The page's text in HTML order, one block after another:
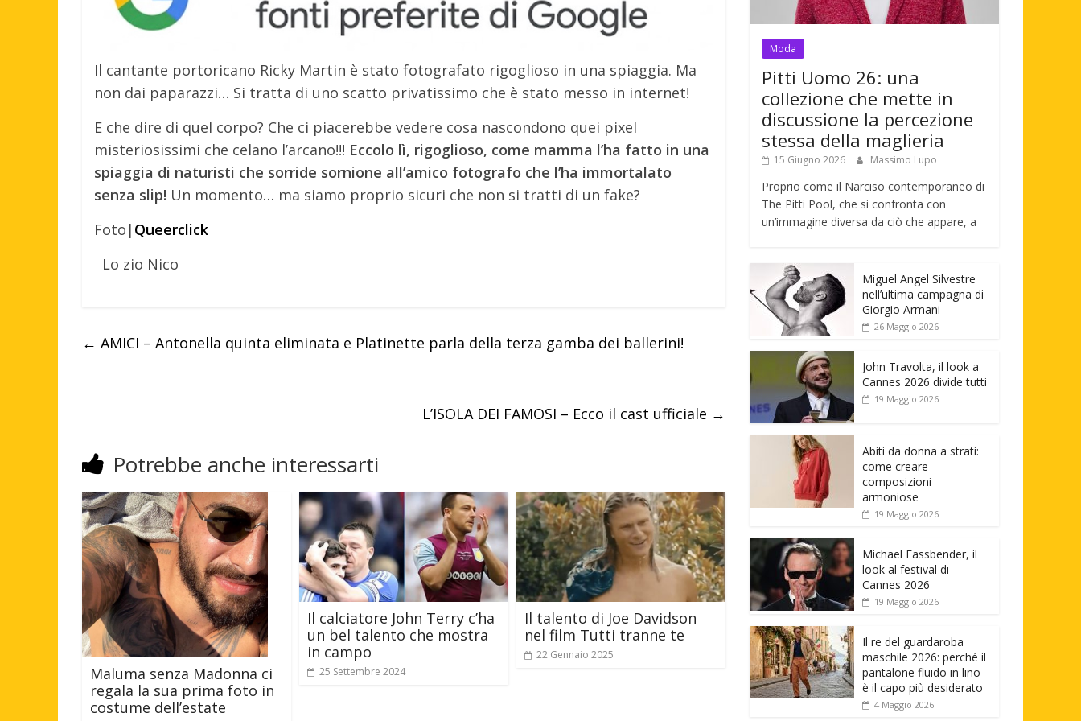
Il cantante portoricano Ricky Martin è stato fotografato rigoglioso in una spiaggia. Ma
non dai paparazzi… Si tratta di uno scatto privatissimo che è stato messo in internet!
E che dire di quel corpo? Che ci piacerebbe vedere cosa nascondono quei pixel
misteriosissimi che celano l’arcano!!! Eccolo lì, rigoglioso, come mamma l’ha fatto in una
spiaggia di naturisti che sorride sornione all’amico fotografo che l’ha immortalato
senza slip! Un momento… ma siamo proprio sicuri che non si tratti di un fake?
Foto| Queerclick
Lo zio Nico
← AMICI – Antonella quinta eliminata e Platinette parla della terza gamba dei ballerini!
L’ISOLA DEI FAMOSI – Ecco il cast ufficiale →
Potrebbe anche interessarti
Maluma senza Madonna ci
regala la sua prima foto in
costume dell’estate
Il calciatore John Terry c’ha
un bel talento che mostra
in campo
25 Settembre 2024
Il talento di Joe Davidson
nel film Tutti tranne te
22 Gennaio 2025
Moda
Pitti Uomo 26: una
collezione che mette in
discussione la percezione
stessa della maglieria
15 Giugno 2026 Massimo Lupo
Proprio come il Narciso contemporaneo di
The Pitti Pool, che si confronta con
un’immagine diversa da ciò che appare, a
Miguel Angel Silvestre
nell’ultima campagna di
Giorgio Armani
26 Maggio 2026
John Travolta, il look a
Cannes 2026 divide tutti
19 Maggio 2026
Abiti da donna a strati:
come creare
composizioni
armoniose
19 Maggio 2026
Michael Fassbender, il
look al festival di
Cannes 2026
19 Maggio 2026
Il re del guardaroba
maschile 2026: perché il
pantalone fluido in lino
è il capo più desiderato
4 Maggio 2026